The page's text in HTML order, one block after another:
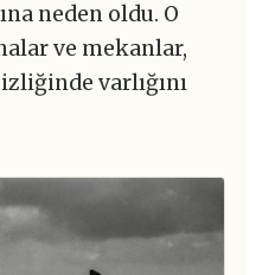
neden oldu. O
ve mekanlar,
varlığını